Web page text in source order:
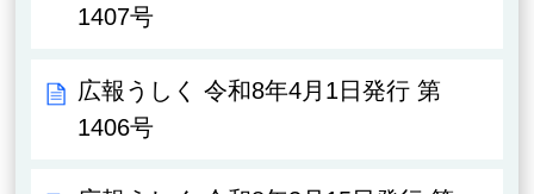
1407号
広報うしく 令和8年4月1日発行 第
1406号